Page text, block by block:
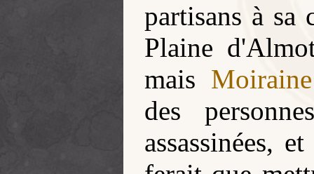
partisans à sa
Plaine
mais Moiraine
des
assassinées,